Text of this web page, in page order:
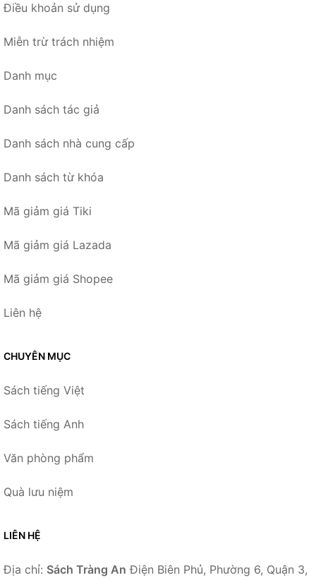
Điều khoản sử dụng
Miễn trừ trách nhiệm
Danh mục
Danh sách tác giả
Danh sách nhà cung cấp
Danh sách từ khóa
Mã giảm giá Tiki
Mã giảm giá Lazada
Mã giảm giá Shopee
Liên hệ
CHUYÊN MỤC
Sách tiếng Việt
Sách tiếng Anh
Văn phòng phẩm
Quà lưu niệm
LIÊN HỆ
Địa chỉ: Sách Tràng An Điện Biên Phủ, Phường 6, Quận 3,